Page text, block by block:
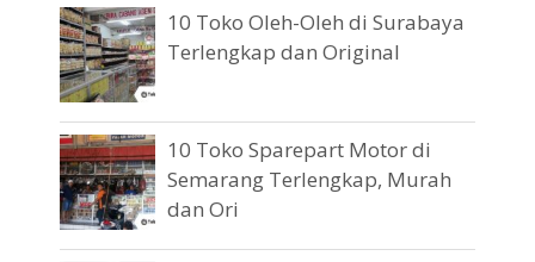
10 Toko Oleh-Oleh di Surabaya
Terlengkap dan Original
10 Toko Sparepart Motor di
Semarang Terlengkap, Murah
dan Ori